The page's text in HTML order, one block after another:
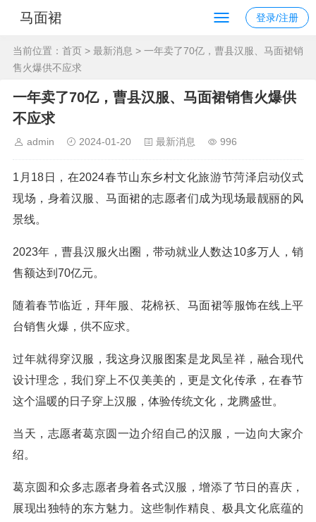
马面裙 登录/注册
当前位置： 首页 > 最新消息 > 一年卖了70亿，曹县汉服、马面裙销
售火爆供不应求
一年卖了70亿，曹县汉服、马面裙销售火爆供
不应求
admin 2024-01-20 最新消息 996
1月18日，在2024春节山东乡村文化旅游节菏泽启动仪式
现场，身着汉服、马面裙的志愿者们成为现场最靓丽的风
景线。
2023年，曹县汉服火出圈，带动就业人数达10多万人，销
售额达到70亿元。
随着春节临近，拜年服、花棉袄、马面裙等服饰在线上平
台销售火爆，供不应求。
过年就得穿汉服，我这身汉服图案是龙凤呈祥，融合现代
设计理念，我们穿上不仅美美的，更是文化传承，在春节
这个温暖的日子穿上汉服，体验传统文化，龙腾盛世。
当天，志愿者葛京圆一边介绍自己的汉服，一边向大家介
绍。
葛京圆和众多志愿者身着各式汉服，增添了节日的喜庆，
展现出独特的东方魅力。这些制作精良、极具文化底蕴的